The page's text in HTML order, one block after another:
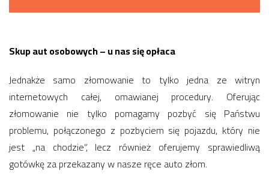
Skup aut osobowych – u nas się opłaca
Jednakże samo złomowanie to tylko jedna ze witryn
internetowych całej, omawianej procedury. Oferując
złomowanie nie tylko pomagamy pozbyć się Państwu
problemu, połączonego z pozbyciem się pojazdu, który nie
jest „na chodzie”, lecz również oferujemy sprawiedliwą
gotówkę za przekazany w nasze ręce auto złom.